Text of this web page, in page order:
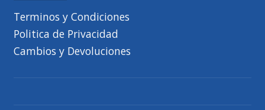
Terminos y Condiciones
Politica de Privacidad
Cambios y Devoluciones